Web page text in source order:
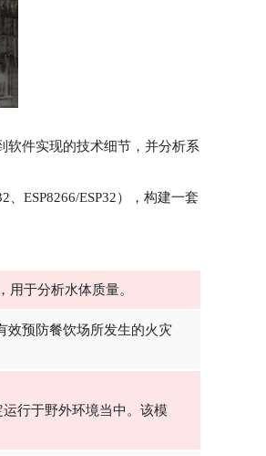
软件实现的技术细节，并分析系
ESP8266/ESP32），构建一套
于分析水体质量。
效预防餐饮场所发生的火灾
行于野外环境当中。该模